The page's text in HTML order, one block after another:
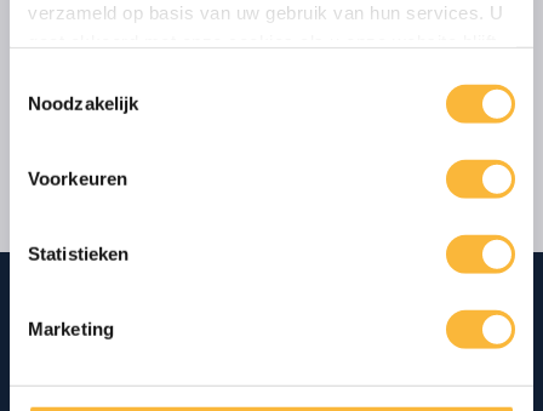
verzameld op basis van uw gebruik van hun services. U
Noodzakelijk
Voorkeuren
Statistieken
Marketing
VERZENDEN
Graaf van Lynden van Sandenburgweg 6